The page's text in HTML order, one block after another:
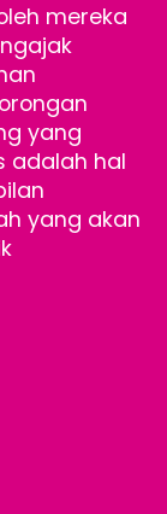
mereka
yang
adalah hal
yang akan